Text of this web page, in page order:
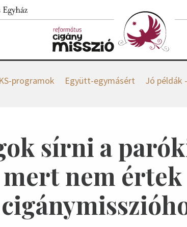
programok Együtt-egymásért Jó példák
sírni a
mert nem értek